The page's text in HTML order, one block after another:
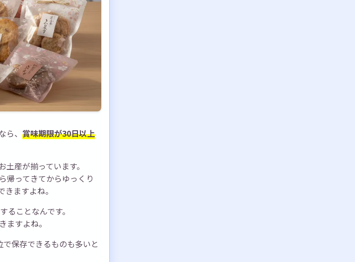
、 賞味期限が30日以上
産が揃っています。
帰ってきてからゆっくり
ますよね。
ることなんです。
ますよね。
保存できるものも多いと